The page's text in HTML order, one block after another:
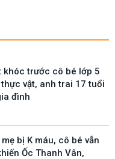
khóc trước cô bé lớp 5
vật, anh trai 17 tuổi
đình
bị K máu, cô bé vẫn
Ốc Thanh Vân,